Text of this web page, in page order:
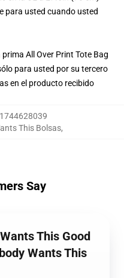
para usted cuando usted
All Over Print Tote Bag
para usted por su tercero
en el producto recibido
This Bolsas,
Say
This Good
Wants This